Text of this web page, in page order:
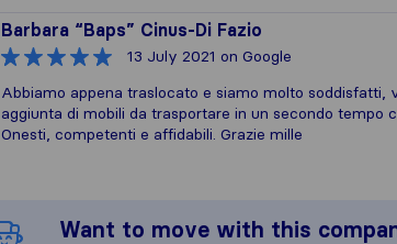
Barbara “Baps” Cinus-Di Fazio
13 July 2021 on Google
Abbiamo appena traslocato e siamo molto soddisfatti,
aggiunta di mobili da trasportare in un secondo tempo
Onesti, competenti e affidabili. Grazie mille
Want to move with this